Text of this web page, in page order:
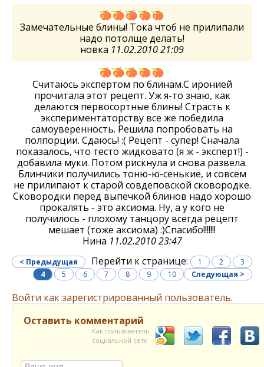
Замечательные блины! Тока чтоб не прилипали
надо потолще делать!
новка 11.02.2010 21:09
Считаюсь экспертом по блинам.С иронией
прочитала этот рецепт. Уж я-то знаю, как
делаются первосортные блины! Страсть к
экспериментаторству все же победила
самоуверенность. Решила попробовать на
полпорции. Сдаюсь! :( Рецепт - супер! Сначала
показалось, что тесто жидковато (я ж - эксперт!) -
добавила муки. Потом рискнула и снова развела.
Блинчики получились тоню-ю-сенькие, и совсем
не прилипают к старой совдеповской сковородке.
Сковородки перед выпечкой блинов надо хорошо
прокалять - это аксиома. Ну, а у кого не
получилось - плохому танцору всегда рецепт
мешает (тоже аксиома) :)Спасибо!!!!!!!
Нина 11.02.2010 23:47
Перейти к странице:
< Предыдущая 1 2
3
4
5 6 7 8 9 10 Следующая >
Войти как зарегистрированный пользователь.
Оставить комментарий
Как пользователь
социальной сети